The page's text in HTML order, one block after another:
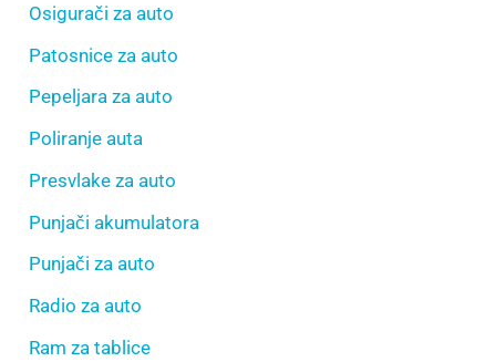
Osigurači za auto
Patosnice za auto
Pepeljara za auto
Poliranje auta
Presvlake za auto
Punjači akumulatora
Punjači za auto
Radio za auto
Ram za tablice